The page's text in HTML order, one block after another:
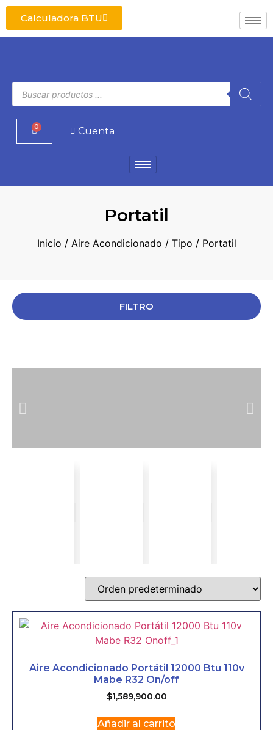
Calculadora BTU
0 Cuenta
Portatil
Inicio / Aire Acondicionado / Tipo / Portatil
FILTRO
Aire Acondicionado Portátil 12000 Btu 110v
Mabe R32 On/off
$1,589,900.00
Añadir al carrito